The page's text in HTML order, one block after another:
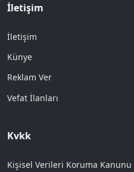
İletişim
İletişim
Künye
Reklam Ver
Vefat İlanları
Kvkk
Kişisel Verileri Koruma Kanunu